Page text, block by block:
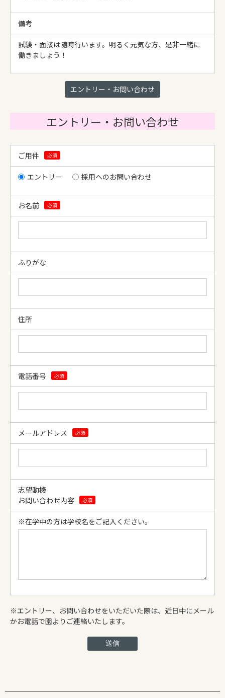
備考
試験・面接は随時行います。明るく元気な方、是非一緒に
働きましょう！
エントリー・お問い合わせ
エントリー・お問い合わせ
ご用件 必須
エントリー 採用へのお問い合わせ
お名前 必須
ふりがな
住所
電話番号 必須
メールアドレス 必須
志望動機
お問い合わせ内容
必須
※在学中の方は学校名をご記入ください。
※エントリー、お問い合わせをいただいた際は、近日中にメール
かお電話で園よりご連絡いたします。